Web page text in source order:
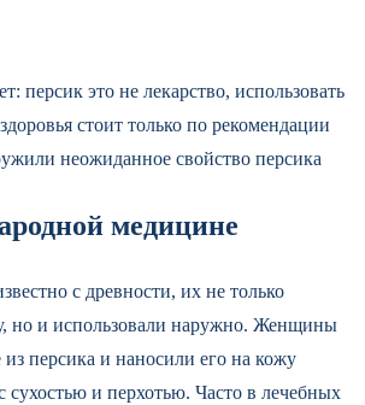
персик это не лекарство, использовать
стоит только по рекомендации
неожиданное свойство персика
медицине
с древности, их не только
но и использовали наружно. Женщины
персика и наносили его на кожу
сухостью и перхотью. Часто в лечебных